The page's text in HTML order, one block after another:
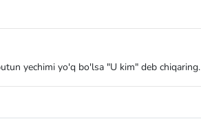
yechimi yo'q bo'lsa "U kim" deb chiqaring.